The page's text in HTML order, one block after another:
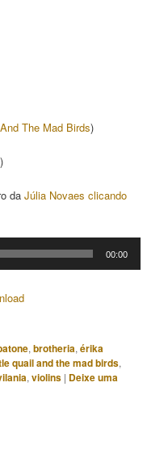
The Mad Birds)
)
daJúlia Novaes clicando
00:00
,brotheria,érika
quail and the mad birds,
,violins | Deixe uma